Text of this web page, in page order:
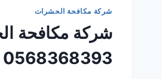
شركة مكافحة الحشرات
شركة مكافحة
0568368393